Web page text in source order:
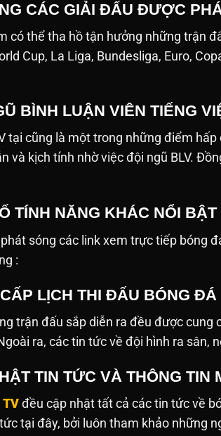
CÁC GIẢI ĐẤU ĐƯỢC
có thể tha hồ tận hưởng những trận
Cup, La Liga, Bundesliga, Euro,
BÌNH LUẬN VIÊN TIẾNG
tại cũng là một trong những điểm
và kịch tính nhờ việc đội ngũ BLV.
TÍNH NĂNG KHÁC NỔI BẬT
sóng các link xem trực tiếp bóng
:
LỊCH THI ĐẤU BÓNG
trận đấu sắp diễn ra đều được cung
ra, các tin tức về đội hình ra sân,
TIN TỨC VÀ THÔNG TIN
TV đều cập nhật tất cả các tin tức về
tại đây, bởi luôn tham khảo những